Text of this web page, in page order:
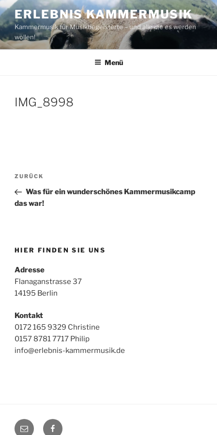
Zum
Inhalt
springen
ERLEBNIS KAMMERMUSIK
Kammermusik für Musikbegeisterte – und alle die es werden
wollen!
Menü
IMG_8998
Beitragsnavigation
Vorheriger
Beitrag
ZURÜCK
Was für ein wunderschönes Kammermusikcamp
das war!
HIER FINDEN SIE UNS
Adresse
Flanaganstrasse 37
14195 Berlin
Kontakt
0172 165 9329 Christine
0157 8781 7717 Philip
info@erlebnis-kammermusik.de
E-
Facebook